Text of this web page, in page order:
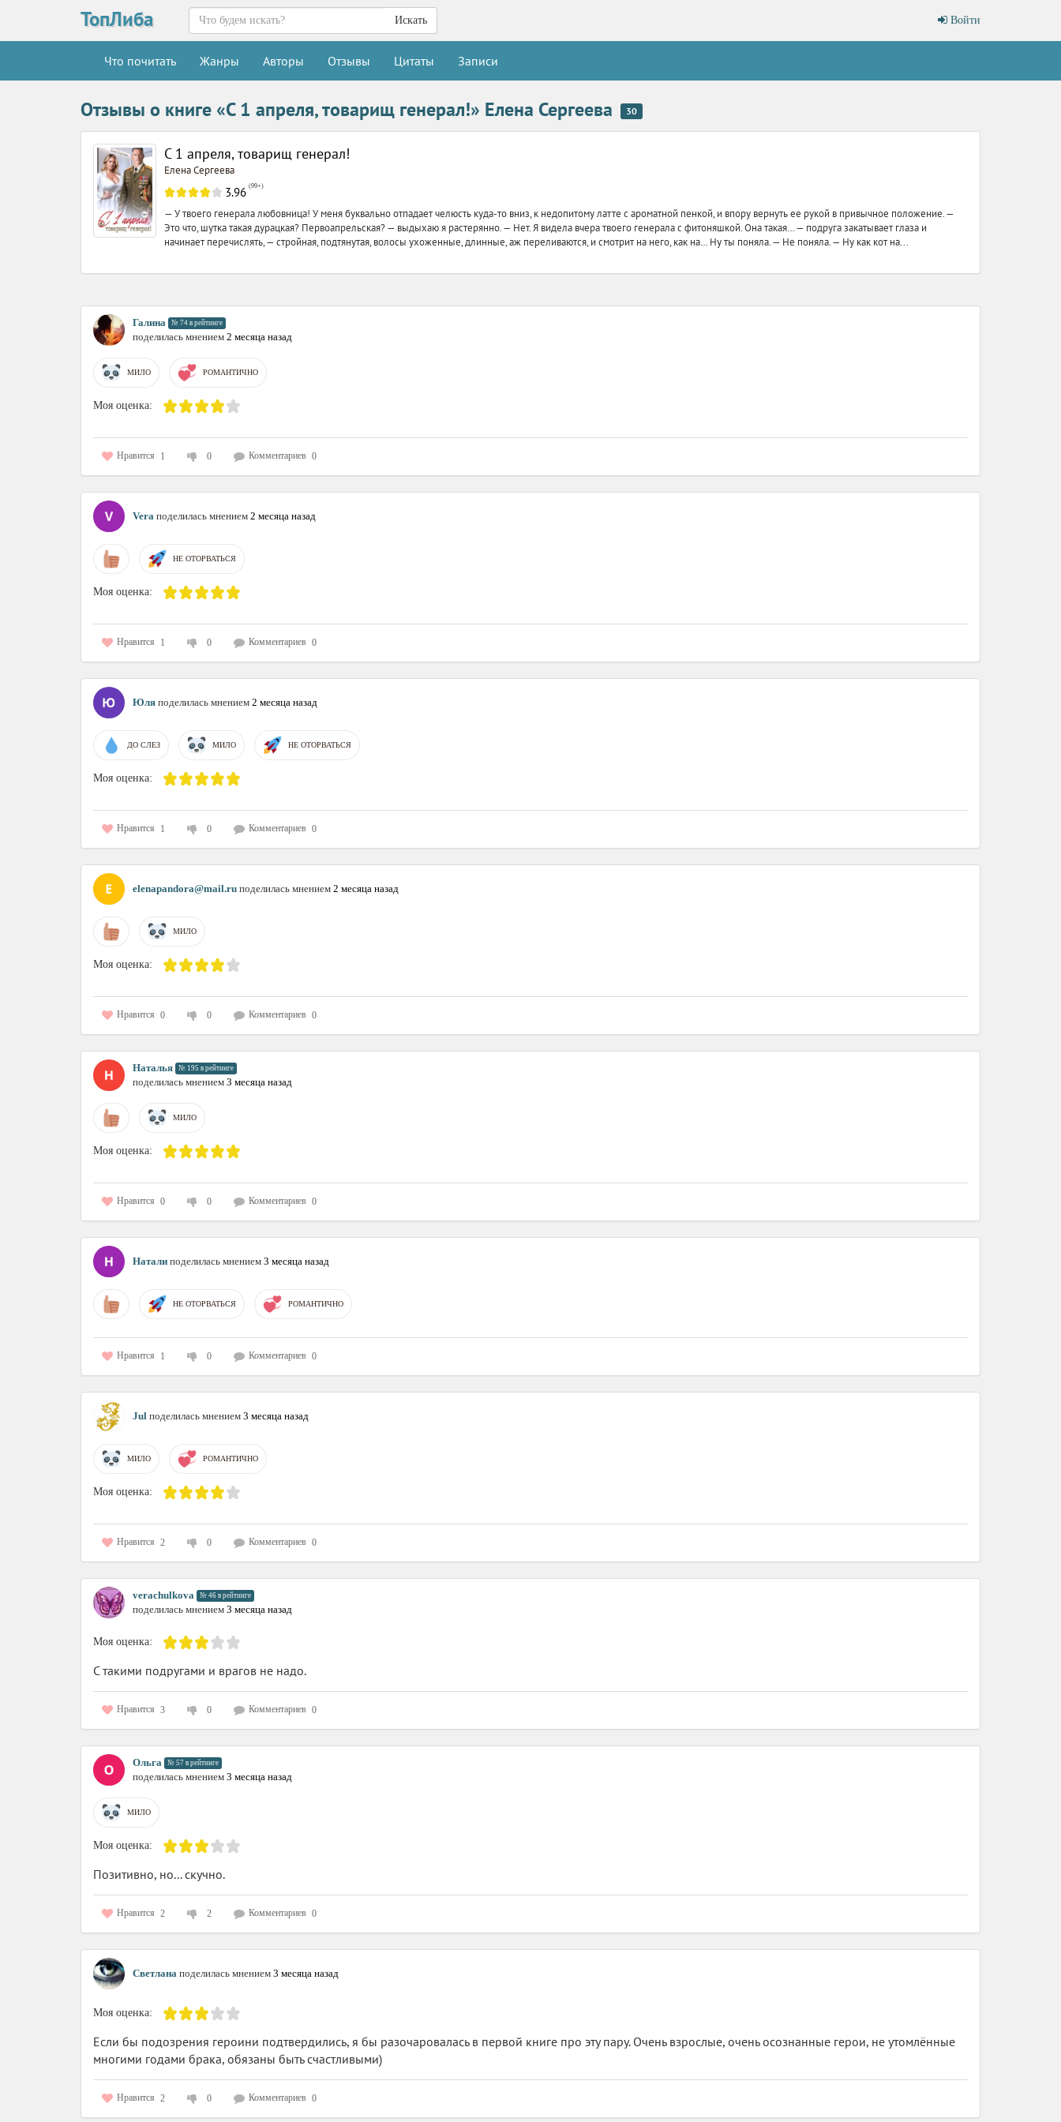
ТопЛиба Войти
Искать
Что почитать Жанры Авторы Отзывы Цитаты Записи
Отзывы о книге «С 1 апреля, товарищ генерал!» Елена Сергеева 30
С 1 апреля, товарищ генерал!
Елена Сергеева
3.96 (99+)
— У твоего генерала любовница! У меня буквально отпадает челюсть куда-то вниз, к недопитому латте с ароматной пенкой, и впору вернуть ее рукой в привычное положение. —
Это что, шутка такая дурацкая? Первоапрельская? — выдыхаю я растерянно. — Нет. Я видела вчера твоего генерала с фитоняшкой. Она такая… — подруга закатывает глаза и
начинает перечислять, — стройная, подтянутая, волосы ухоженные, длинные, аж переливаются, и смотрит на него, как на… Ну ты поняла. — Не поняла. — Ну как кот на...
Галина № 74 в рейтинге
поделилась мнением 2 месяца назад
МИЛО РОМАНТИЧНО
Моя оценка:
Нравится 1 0 Комментариев 0
Vera поделилась мнением 2 месяца назад
НЕ ОТОРВАТЬСЯ
Моя оценка:
Нравится 1 0 Комментариев 0
Юля поделилась мнением 2 месяца назад
ДО СЛЕЗ МИЛО НЕ ОТОРВАТЬСЯ
Моя оценка:
Нравится 1 0 Комментариев 0
elenapandora@mail.ru поделилась мнением 2 месяца назад
МИЛО
Моя оценка:
Нравится 0 0 Комментариев 0
Наталья № 195 в рейтинге
поделилась мнением 3 месяца назад
МИЛО
Моя оценка:
Нравится 0 0 Комментариев 0
Натали поделилась мнением 3 месяца назад
НЕ ОТОРВАТЬСЯ РОМАНТИЧНО
Нравится 1 0 Комментариев 0
Jul поделилась мнением 3 месяца назад
МИЛО РОМАНТИЧНО
Моя оценка:
Нравится 2 0 Комментариев 0
verachulkova № 46 в рейтинге
поделилась мнением 3 месяца назад
Моя оценка:
С такими подругами и врагов не надо.
Нравится 3 0 Комментариев 0
Ольга № 57 в рейтинге
поделилась мнением 3 месяца назад
МИЛО
Моя оценка:
Позитивно, но... скучно.
Нравится 2 2 Комментариев 0
Светлана поделилась мнением 3 месяца назад
Моя оценка:
Если бы подозрения героини подтвердились, я бы разочаровалась в первой книге про эту пару. Очень взрослые, очень осознанные герои, не утомлённые
многими годами брака, обязаны быть счастливыми)
Нравится 2 0 Комментариев 0